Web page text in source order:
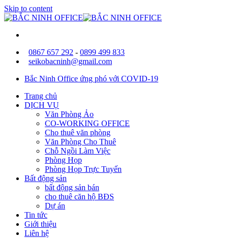
Skip to content
0867 657 292 - 0899 499 833
seikobacninh@gmail.com
Bắc Ninh Office ứng phó với COVID-19
Trang chủ
DỊCH VỤ
Văn Phòng Ảo
CO-WORKING OFFICE
Cho thuê văn phòng
Văn Phòng Cho Thuê
Chỗ Ngồi Làm Việc
Phòng Họp
Phòng Họp Trực Tuyến
Bất động sản
bất động sản bán
cho thuê căn hộ BĐS
Dự án
Tin tức
Giới thiệu
Liên hệ